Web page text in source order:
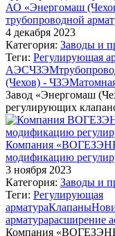
АО «Энергомаш
трубопроводной
4 декабря 2023
Категория: Заводы и
Теги: Регулирующая
АЭСЧЗЭМ
(Чехов) - ЧЗЭМ
Завод «Энергомаш
регулирующих
Компания
модификацию
3 ноября 2023
Категория: Заводы и
Теги: Регулирующая
арматураКлапаны
арматурарасширение
Компания